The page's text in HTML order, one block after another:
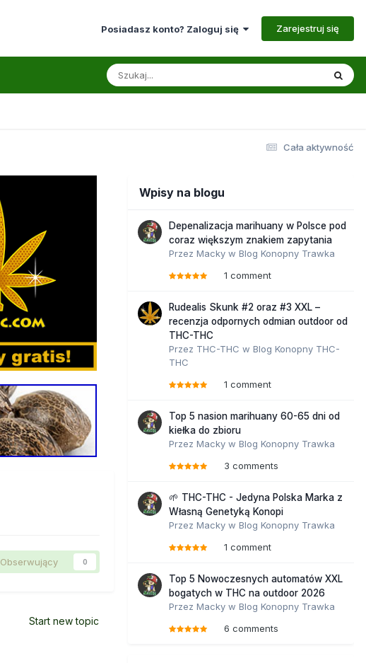
Posiadasz konto? Zaloguj się Zarejestruj się
Cała aktywność
Obserwujący 0
Start new topic
Wpisy na blogu
Depenalizacja marihuany w Polsce pod
coraz większym znakiem zapytania
Przez Macky w Blog Konopny Trawka
1 comment
Rudealis Skunk #2 oraz #3 XXL –
recenzja odpornych odmian outdoor od
THC-THC
Przez THC-THC w Blog Konopny THC-
THC
1 comment
Top 5 nasion marihuany 60-65 dni od
kiełka do zbioru
Przez Macky w Blog Konopny Trawka
3 comments
🌱 THC-THC - Jedyna Polska Marka z
Własną Genetyką Konopi
Przez Macky w Blog Konopny Trawka
1 comment
Top 5 Nowoczesnych automatów XXL
bogatych w THC na outdoor 2026
Przez Macky w Blog Konopny Trawka
6 comments